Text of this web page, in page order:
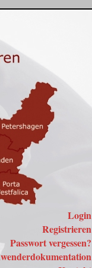
Login
Registrieren
Passwort vergessen?